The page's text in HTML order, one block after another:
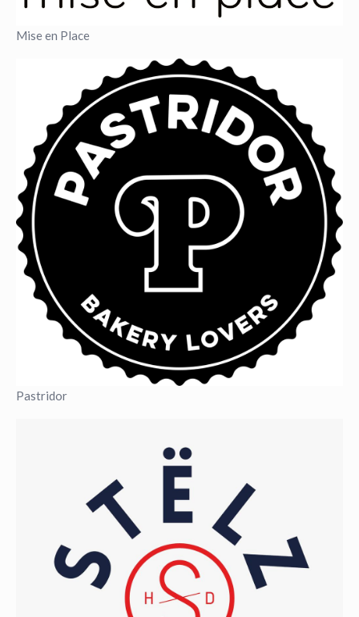
Mise en Place
Pastridor